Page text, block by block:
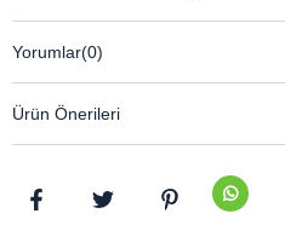
.Sol ve sağ elle kullanılabilir
.1 adet mavi kartuş ürüne dahildir
Yorumlar(0)
Ürün Önerileri